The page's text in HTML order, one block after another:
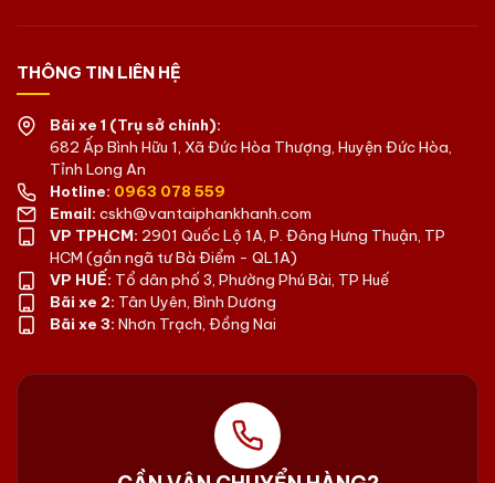
THÔNG TIN LIÊN HỆ
Bãi xe 1 (Trụ sở chính):
682 Ấp Bình Hữu 1, Xã Đức Hòa Thượng, Huyện Đức Hòa,
Tỉnh Long An
Hotline: 0963 078 559
Email: cskh@vantaiphankhanh.com
VP TPHCM: 2901 Quốc Lộ 1A, P. Đông Hưng Thuận, TP
HCM (gần ngã tư Bà Điểm - QL1A)
VP HUẾ: Tổ dân phố 3, Phường Phú Bài, TP Huế
Bãi xe 2: Tân Uyên, Bình Dương
Bãi xe 3: Nhơn Trạch, Đồng Nai